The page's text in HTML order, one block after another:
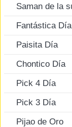
Saman de la
Fantástica Día
Paisita Día
Chontico Día
Pick 4 Día
Pick 3 Día
Pijao de Oro